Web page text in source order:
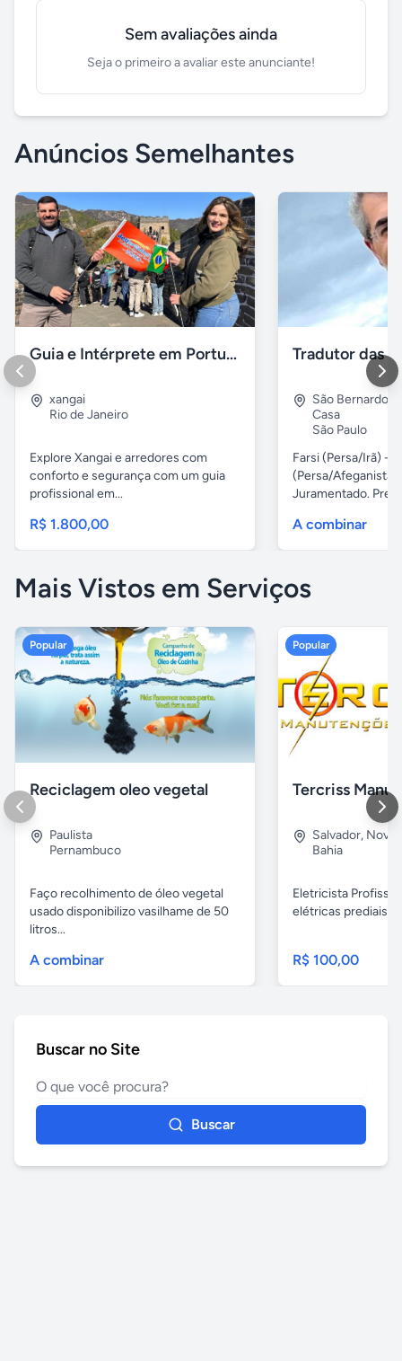
Sem avaliações ainda
Seja o primeiro a avaliar este anunciante!
Anúncios Semelhantes
Guia e Intérprete em Português em Xangai
xangai
Rio de Janeiro
Explore Xangai e arredores com
conforto e segurança com um guia
profissional em...
R$ 1.800,00
São Bernardo
Casa
São Paulo
Farsi (Persa/Irã)
(Persa/
Juramentado.
A combinar
Mais Vistos em Serviços
Popular
Reciclagem oleo vegetal
Paulista
Pernambuco
Faço recolhimento de óleo vegetal
usado disponibilizo vasilhame de 50
litros...
A combinar
Popular
Salvador, Nova
Bahia
Eletricista
elétricas prediais e
R$ 100,00
Buscar no Site
Buscar